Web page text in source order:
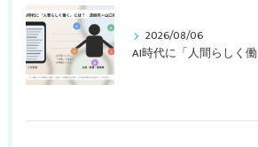
2026/08/06